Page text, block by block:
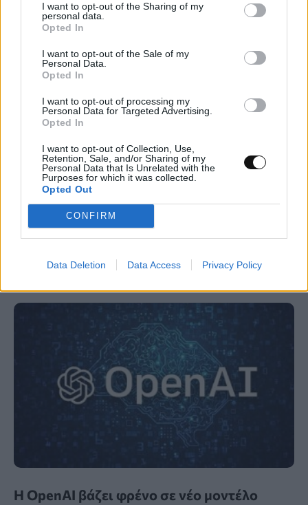
I want to opt-out of the Sharing of my
personal data.
Opted In
I want to opt-out of the Sale of my
Personal Data.
Opted In
I want to opt-out of processing my
Personal Data for Targeted Advertising.
Opted In
I want to opt-out of Collection, Use,
Retention, Sale, and/or Sharing of my
Personal Data that Is Unrelated with the
Purposes for which it was collected.
Opted Out
CONFIRM
Data Deletion Data Access Privacy Policy
Δύο στρώσεις βορίου μπορεί να
καταρρίψουν το ρεκόρ υπεραγωγιμότητας
Η OpenAI βάζει φρένο σε νέο μοντέλο